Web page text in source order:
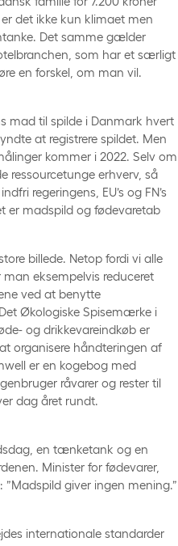
det ikke kun klimaet men
Det samme gælder
som har et særligt
en forskel, om man vil.
mad til spilde i Danmark hvert
at registrere spildet. Men
kommer i 2022. Selv om
ressourcetunge erhverv, så
regeringens, EU’s og FN’s
er madspild og fødevaretab
billede. Netop fordi vi alle
eksempelvis reduceret
ved at benytte
Økologiske Spisemærke i
og drikkevareindkøb er
organisere håndteringen af
er en kogebog med
råvarer og rester til
dag året rundt.
en tænketank og en
Minister for fødevarer,
giver ingen mening.”
internationale standarder